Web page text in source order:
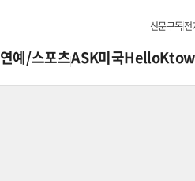
신문구독전
연예/스포츠ASK미국